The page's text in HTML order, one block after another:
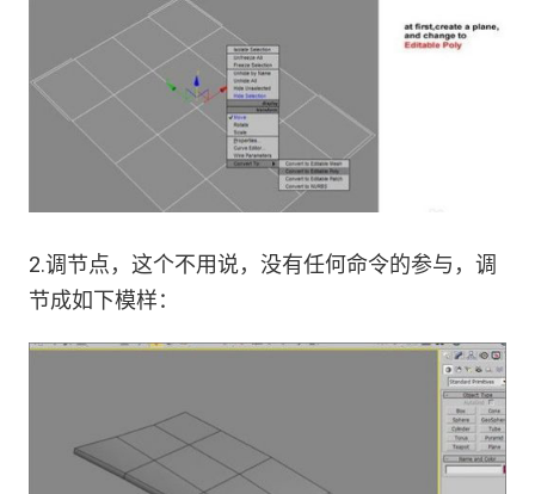
2.调节点，这个不用说，没有任何命令的参与，调
节成如下模样：